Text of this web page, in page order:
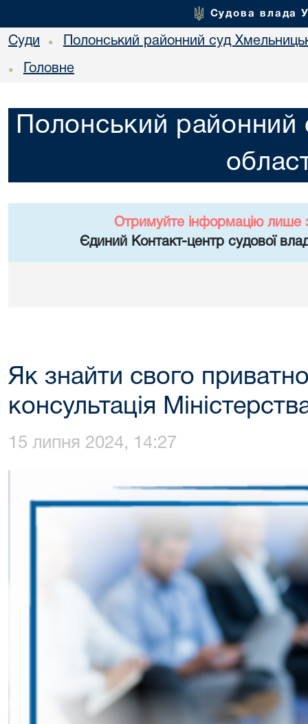
Судова влада
Суди • Полонський районний суд
• Головне
Полонський районний
Отримуйте інформацію лише
Єдиний Контакт-центр судової
Як знайти свого
консультація
15 липня 2024, 14:27